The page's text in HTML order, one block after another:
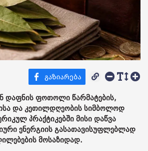
დაფნის ფოთოლი წარმატების,
და კეთილდღეობის სიმბოლოდ
პრაქტიკებში მისი დაწვა
ენერგიის გასათავისუფლებლად
მოსაზიდად.